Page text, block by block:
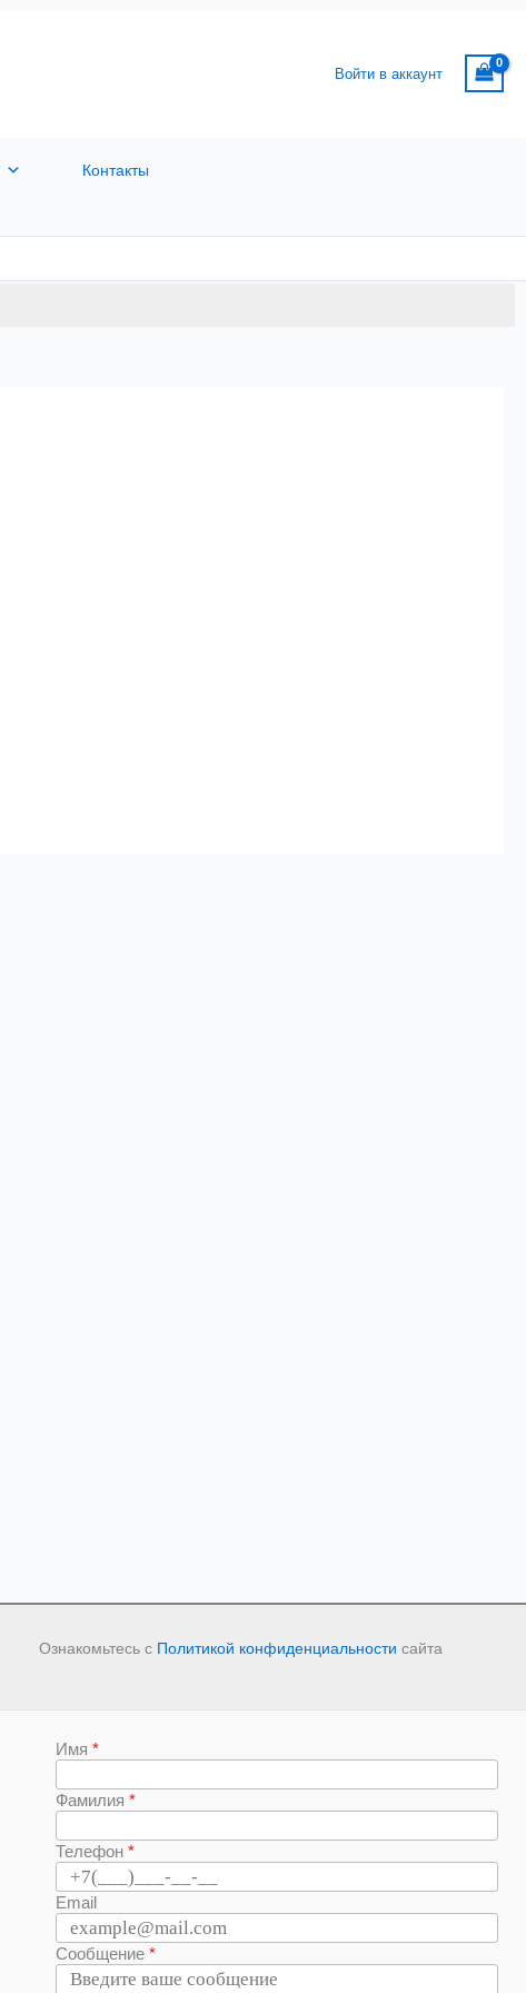
Войти в аккаунт
Контакты
Ознакомьтесь с Политикой конфиденциальности сайта
Имя
Фамилия
Телефон
Email
Сообщение